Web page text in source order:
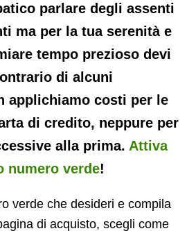
parlare degli assenti
ma per la tua serenità e
tempo prezioso devi
di alcuni
applichiamo costi per le
di credito, neppure per
alla prima. Attiva
numero verde!
verde che desideri e compila
di acquisto, scegli come